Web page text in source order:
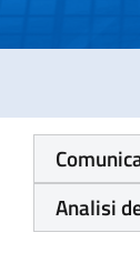
Analisi